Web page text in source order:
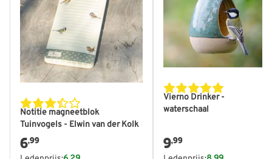
Notitie magneetblok
Tuinvogels - Elwin van der Kolk
6,99
Vierno Drinker -
waterschaal
9,99